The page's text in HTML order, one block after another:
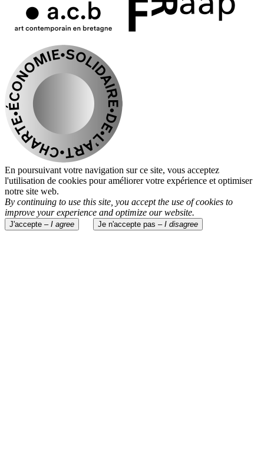
En poursuivant votre navigation sur ce site, vous acceptez
l'utilisation de cookies pour améliorer votre expérience et optimiser
notre site web.
By continuing to use this site, you accept the use of cookies to
improve your experience and optimize our website.
J'accepte – I agree Je n'accepte pas – I disagree